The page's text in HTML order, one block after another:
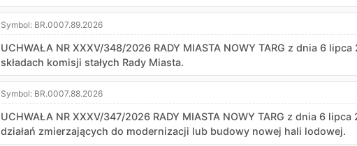
Symbol: BR.0007.89.2026
UCHWAŁA NR XXXV/348/2026 RADY MIASTA NOWY TARG z dnia 6
składach komisji stałych Rady Miasta.
Symbol: BR.0007.88.2026
UCHWAŁA NR XXXV/347/2026 RADY MIASTA NOWY TARG z dnia 6
działań zmierzających do modernizacji lub budowy nowej hali lodowej.